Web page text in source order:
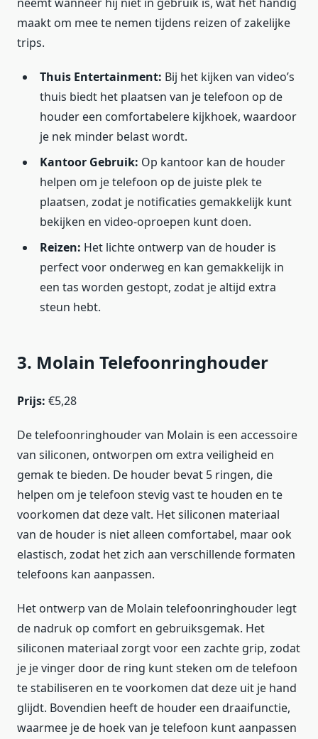
maakt om mee te nemen tijdens reizen of zakelijke
trips.
Thuis Entertainment: Bij het kijken van video’s
thuis biedt het plaatsen van je telefoon op de
houder een comfortabelere kijkhoek, waardoor
je nek minder belast wordt.
Kantoor Gebruik: Op kantoor kan de houder
helpen om je telefoon op de juiste plek te
plaatsen, zodat je notificaties gemakkelijk kunt
bekijken en video-oproepen kunt doen.
Reizen: Het lichte ontwerp van de houder is
perfect voor onderweg en kan gemakkelijk in
een tas worden gestopt, zodat je altijd extra
steun hebt.
3. Molain Telefoonringhouder
Prijs: €5,28
De telefoonringhouder van Molain is een accessoire
van siliconen, ontworpen om extra veiligheid en
gemak te bieden. De houder bevat 5 ringen, die
helpen om je telefoon stevig vast te houden en te
voorkomen dat deze valt. Het siliconen materiaal
van de houder is niet alleen comfortabel, maar ook
elastisch, zodat het zich aan verschillende formaten
telefoons kan aanpassen.
Het ontwerp van de Molain telefoonringhouder legt
de nadruk op comfort en gebruiksgemak. Het
siliconen materiaal zorgt voor een zachte grip, zodat
je je vinger door de ring kunt steken om de telefoon
te stabiliseren en te voorkomen dat deze uit je hand
glijdt. Bovendien heeft de houder een draaifunctie,
waarmee je de hoek van je telefoon kunt aanpassen